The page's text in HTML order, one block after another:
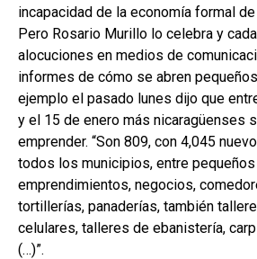
incapacidad de la economía formal
Pero Rosario Murillo lo celebra y
alocuciones en medios de
informes de cómo se abren
ejemplo el pasado lunes dijo que
y el 15 de enero más nicaragüenses
emprender. “Son 809, con 4,045
todos los municipios, entre
emprendimientos, negocios,
tortillerías, panaderías, también
celulares, talleres de ebanistería,
(…)”.